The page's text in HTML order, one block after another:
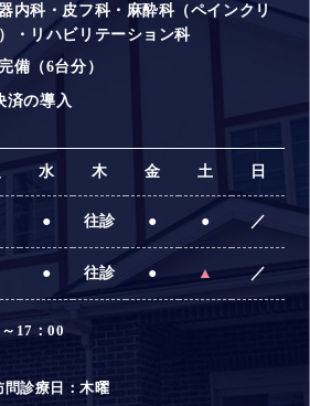
内科・皮フ科・麻酔科（ペインクリ
・リハビリテーション科
備（6台分）
済の導入
水 木 金 土 日
● 往診 ● ● ／
● 往診 ● ▲ ／
17：00
診療日：木曜